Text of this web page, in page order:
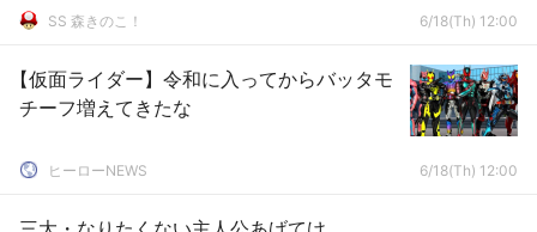
SS 森きのこ！ 6/18(Th) 12:00
【仮面ライダー】令和に入ってからバッタモ
チーフ増えてきたな
ヒーローNEWS 6/18(Th) 12:00